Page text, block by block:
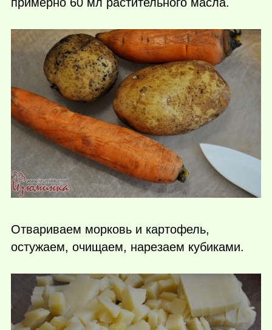
Отвариваем морковь и картофель,
остужаем, очищаем, нарезаем кубиками.